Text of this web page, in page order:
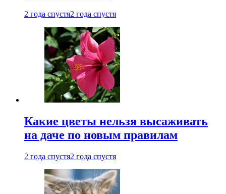
2 года спустя2 года спустя
Какие цветы нельзя высаживать
на даче по новым правилам
2 года спустя2 года спустя